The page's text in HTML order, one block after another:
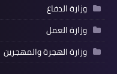
وزارة الدفاع
وزارة العمل
وزارة الهجرة والمهجرين